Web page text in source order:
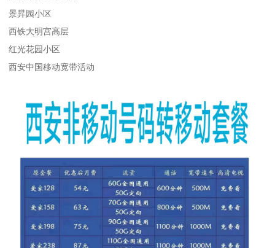
景昇园小区
西铁大明宫高层
红光花园小区
西安中国移动宽带活动